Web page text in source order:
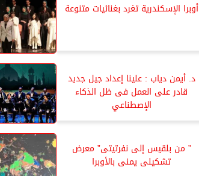
أوبرا الإسكندرية تغرد بغنائيات متنوعة
د. أيمن دياب : علينا إعداد جيل جديد
قادر على العمل فى ظل الذكاء
الإصطناعي
” من بلقيس إلى نفرتيتى” معرض
تشكيلى يمنى بالأوبرا